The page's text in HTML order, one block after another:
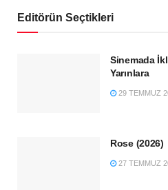
Editörün Seçtikleri
Sinemada
Yarınlara
29 TEMMUZ
Rose (2026)
27 TEMMUZ